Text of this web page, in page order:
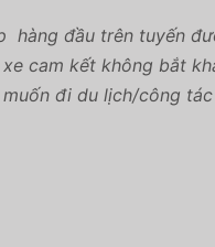
hàng đầu trên tuyến
cam kết không bắt
muốn đi du lịch/công